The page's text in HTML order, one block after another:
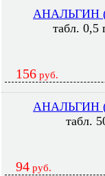
АНАЛЬГИН
табл. 0,5
156 руб.
АНАЛЬГИН
табл.
94 руб.